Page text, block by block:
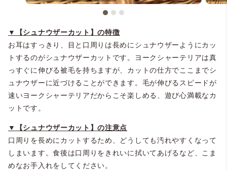
▼【シュナウザーカット】の特徴
お耳はすっきり、目と口周りは長めにシュナウザーようにカッ
トするのがシュナウザーカットです。ヨークシャーテリアは真
っすぐに伸びる被毛を持ちますが、カットの仕方でここまでシ
ュナウザーに近づけることができます。毛が伸びるスピードが
速いヨークシャーテリアだからこそ楽しめる、遊び心満載なカ
ットです。
▼【シュナウザーカット】の注意点
口周りを長めにカットするため、どうしても汚れやすくなって
しまいます。食後は口周りをきれいに拭いてあげるなど、こま
めなお手入れをしてください。